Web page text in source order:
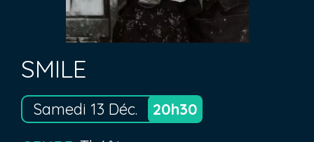
SMILE
Samedi 13 Déc.
20h30